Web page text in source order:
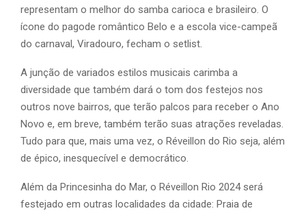
representam o melhor do samba carioca e brasileiro. O
ícone do pagode romântico Belo e a escola vice-campeã
do carnaval, Viradouro, fecham o setlist.
A junção de variados estilos musicais carimba a
diversidade que também dará o tom dos festejos nos
outros nove bairros, que terão palcos para receber o Ano
Novo e, em breve, também terão suas atrações reveladas.
Tudo para que, mais uma vez, o Réveillon do Rio seja, além
de épico, inesquecível e democrático.
Além da Princesinha do Mar, o Réveillon Rio 2024 será
festejado em outras localidades da cidade: Praia de